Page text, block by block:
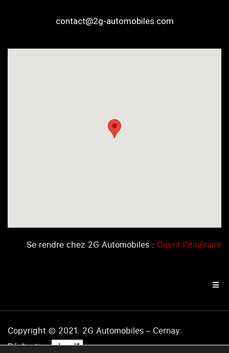
contact@2g-automobiles.com
Se rendre chez 2G Automobiles : Ouvrir l’itinéraire
Copyright © 2021. 2G Automobiles – Cernay.
Réalisation .level1